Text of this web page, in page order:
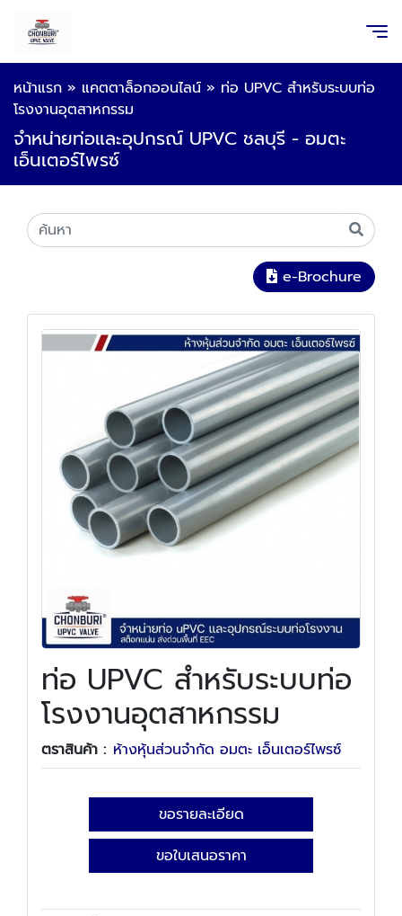
หน้าแรก » แคตตาล็อกออนไลน์ » ท่อ UPVC สำหรับระบบท่อ
โรงงานอุตสาหกรรม
จำหน่ายท่อและอุปกรณ์ UPVC ชลบุรี - อมตะ
เอ็นเตอร์ไพรซ์
e-Brochure
ท่อ UPVC สำหรับระบบท่อ
โรงงานอุตสาหกรรม
ตราสินค้า : ห้างหุ้นส่วนจำกัด อมตะ เอ็นเตอร์ไพรซ์
ขอรายละเอียด
ขอใบเสนอราคา